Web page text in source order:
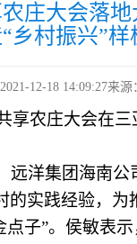
农庄大会落
乡村振兴”样
12-18 14:09:27来源
享农庄大会在
远洋集团海南公
的实践经验，为
子”。侯敏表示